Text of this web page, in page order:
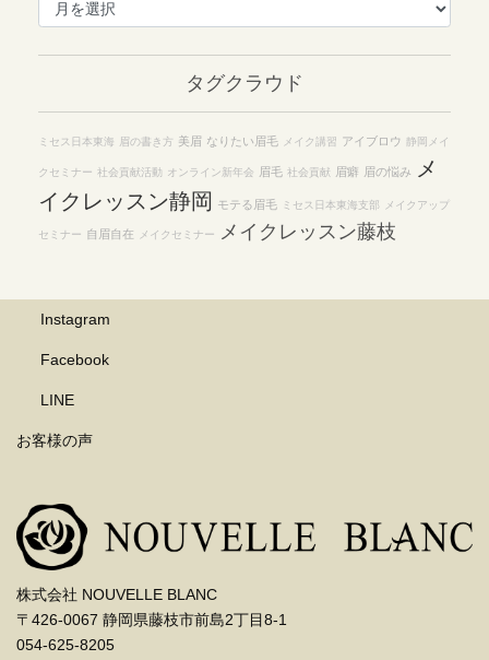
イ
タグクラウド
ミセス日本東海 眉の書き方 美眉 なりたい眉毛 メイク講習 アイブロウ 静岡メイ
クセミナー 社会貢献活動 オンライン新年会 眉毛 社会貢献 眉癖 眉の悩み
メ
イクレッスン静岡
モテる眉毛 ミセス日本東海支部 メイクアップ
セミナー 自眉自在 メイクセミナー メイクレッスン藤枝
Instagram
Facebook
LINE
お客様の声
株式会社 NOUVELLE BLANC
〒426-0067 静岡県藤枝市前島2丁目8-1
054-625-8205